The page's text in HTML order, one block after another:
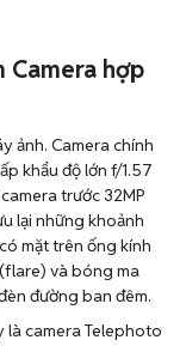
Camera hợp
ảnh. Camera chính
khẩu độ lớn f/1.57
trước 32MP
lại những khoảnh
mặt trên ống kính
và bóng ma
đường ban đêm.
là camera Telephoto